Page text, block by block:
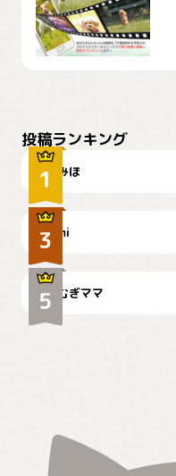
投稿ランキング
みほ
可愛い？
mi
🌻とむぎ！
むぎママ